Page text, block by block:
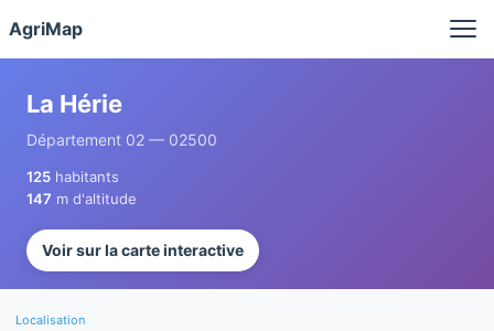
AgriMap
La Hérie
Département 02 — 02500
125 habitants
147 m d'altitude
Voir sur la carte interactive
Localisation